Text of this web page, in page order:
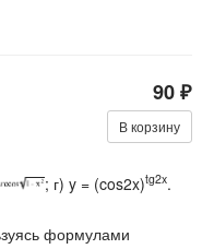
90 ₽
В корзину
; г) y = (cos2x)tg2x.
формулами